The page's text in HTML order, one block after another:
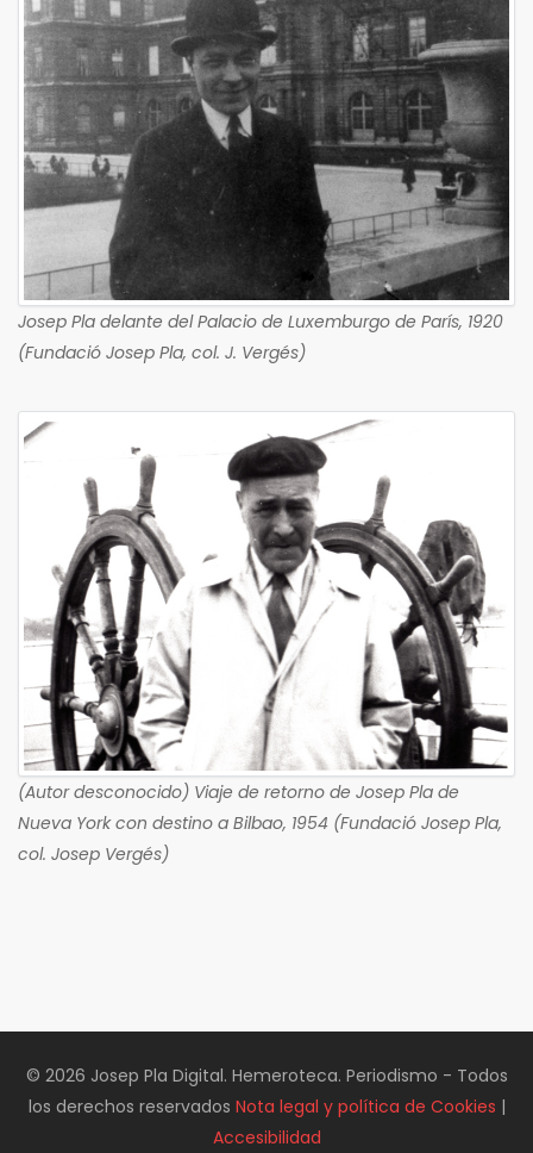
Josep Pla delante del Palacio de Luxemburgo de París, 1920
(Fundació Josep Pla, col. J. Vergés)
(Autor desconocido) Viaje de retorno de Josep Pla de
Nueva York con destino a Bilbao, 1954 (Fundació Josep Pla,
col. Josep Vergés)
© 2026 Josep Pla Digital. Hemeroteca. Periodismo - Todos
los derechos reservados Nota legal y política de Cookies |
Accesibilidad